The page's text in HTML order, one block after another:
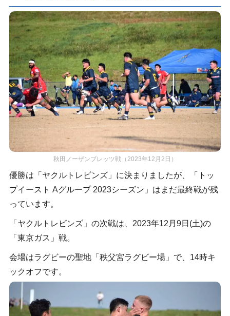
秋田ノーザンブレッツ戦（2023年12月2日）
優勝は「ヤクルトレビンズ」に決まりましたが、「トッ
プイースト Aグループ 2023シーズン」はまだ最終戦が残
っています。
「ヤクルトレビンズ」の次戦は、2023年12月9日(土)の
「東京ガス」戦。
会場はラグビーの聖地「秩父宮ラグビー場」で、14時キ
ックオフです。